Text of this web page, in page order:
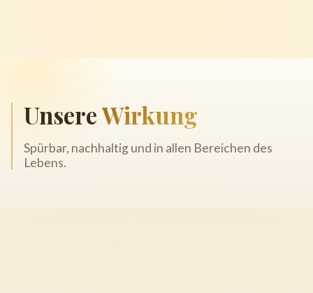
UnsereWirkung
Spürbar, nachhaltig und in allen Bereichen des
Lebens.